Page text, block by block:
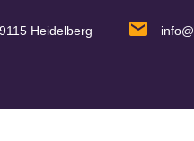
Heidelberg